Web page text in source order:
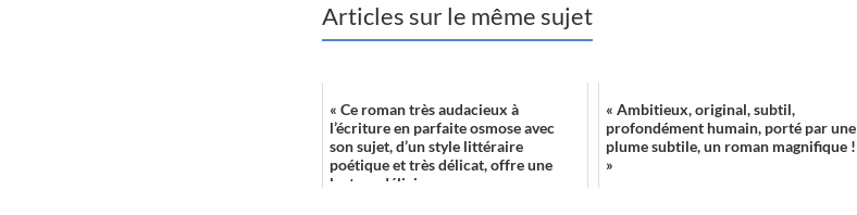
Articles sur le même sujet
« Ce roman très audacieux à
l’écriture en parfaite osmose avec
son sujet, d’un style littéraire
poétique et très délicat, offre une
lecture délicieuse...
« Ambitieux, original, subtil,
profondément humain, porté par une
plume subtile, un roman magnifique !
»